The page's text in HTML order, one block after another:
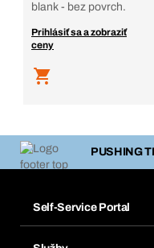
blank - bez povrch.
Prihlásiť sa a zobraziť
ceny
PUSHING
Self-Service Portal